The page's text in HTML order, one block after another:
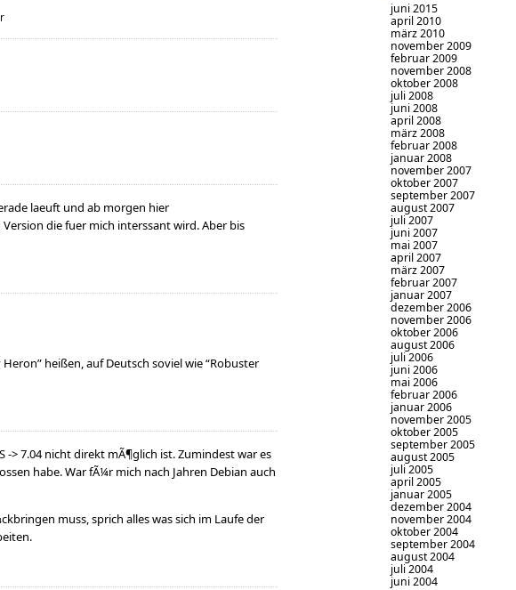
laeuft und ab morgen hier
die fuer mich interssant wird. Aber bis
heißen, auf Deutsch soviel wie “Robuster
-> 7.04 nicht direkt mÃ¶glich ist. Zumindest war es
habe. War fÃ¼r mich nach Jahren Debian auch
muss, sprich alles was sich im Laufe der
juni 2015
april 2010
märz 2010
november 2009
februar 2009
november 2008
oktober 2008
juli 2008
juni 2008
april 2008
märz 2008
februar 2008
januar 2008
november 2007
oktober 2007
september 2007
august 2007
juli 2007
juni 2007
mai 2007
april 2007
märz 2007
februar 2007
januar 2007
dezember 2006
november 2006
oktober 2006
august 2006
juli 2006
juni 2006
mai 2006
februar 2006
januar 2006
november 2005
oktober 2005
september 2005
august 2005
juli 2005
april 2005
januar 2005
dezember 2004
november 2004
oktober 2004
september 2004
august 2004
juli 2004
juni 2004